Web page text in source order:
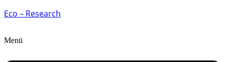
Eco – Research
Menü